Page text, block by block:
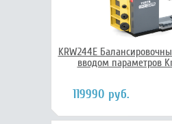
KRW244E
вводом параметров
119990 руб.